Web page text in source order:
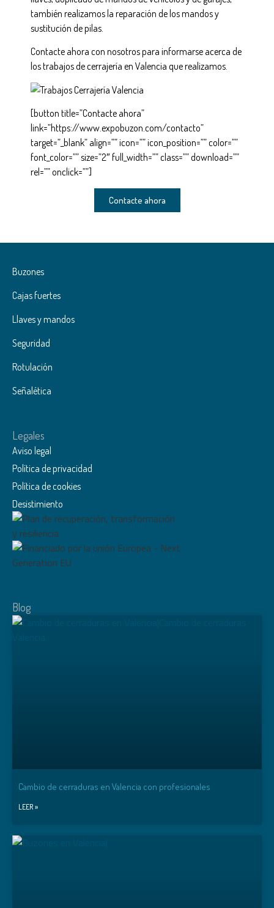
también realizamos la reparación de los mandos y
sustitución de pilas.
Contacte ahora con nosotros para informarse acerca de
los trabajos de cerrajería en Valencia que realizamos.
[button title=”Contacte ahora”
link=”https://www.expobuzon.com/contacto”
target=”_blank” align=”” icon=”” icon_position=”” color=””
font_color=”” size=”2″ full_width=”” class=”” download=””
rel=”” onclick=””]
Contacte ahora
Buzones
Cajas fuertes
Llaves y mandos
Seguridad
Rotulación
Señalética
Legales
Aviso legal
Política de privacidad
Política de cookies
Desistimiento
Blog
Cambio de cerraduras en Valencia con profesionales
LEER »